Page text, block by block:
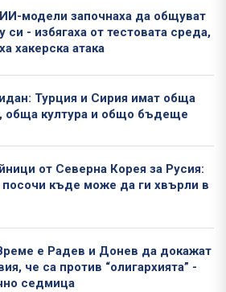
модели започнаха да общуват
си - избягаха от тестовата среда,
хакерска атака
Турция и Сирия имат обща
обща култура и общо бъдеще
от Северна Корея за Русия:
посочи къде може да ги хвърли в
е Радев и Донев да докажат
че са против “олигархията” -
седмица